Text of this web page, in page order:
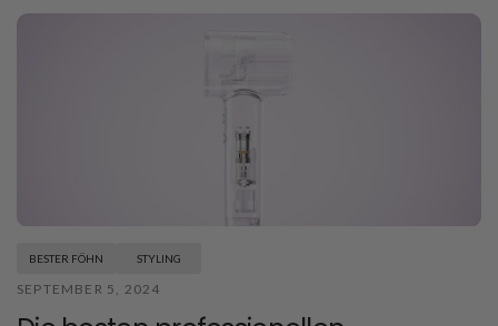
BESTER FÖHN STYLING
SEPTEMBER 5, 2024